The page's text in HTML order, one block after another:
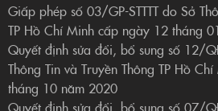
Giấp phép số 03/GP-STTTT do Sở
TP Hồ Chí Minh cấp ngày 12 tháng
Quyết định sửa đổi, bổ sung số 12/
Thông Tin và Truyền Thông TP Hồ
tháng 10 năm 2020
Quyết định sửa đổi, bổ sung số 07/